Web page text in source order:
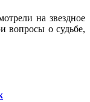
на звездное
вопросы о судьбе,